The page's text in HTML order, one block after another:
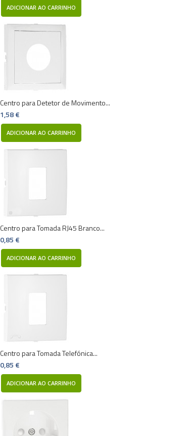
ADICIONAR AO CARRINHO
Centro para Detetor de Movimento...
1,58 €
ADICIONAR AO CARRINHO
Centro para Tomada RJ45 Branco...
0,85 €
ADICIONAR AO CARRINHO
Centro para Tomada Telefónica...
0,85 €
ADICIONAR AO CARRINHO